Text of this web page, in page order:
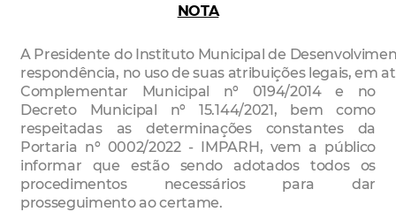
NOTA
A Presidente do Instituto Municipal de
respondência, no usode suas atribuições legais, em
Complementar Municipal nº 0194/2014 e no
Decreto Municipal nº 15.144/2021, bem como
respeitadas as determinações constantes da
Portaria nº 0002/2022 - IMPARH, vem a público
informar que estão
sendo adotados todos os
procedimentos
necessários para
dar
prosseguimento aocertame.